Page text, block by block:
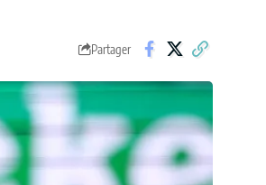
Partager